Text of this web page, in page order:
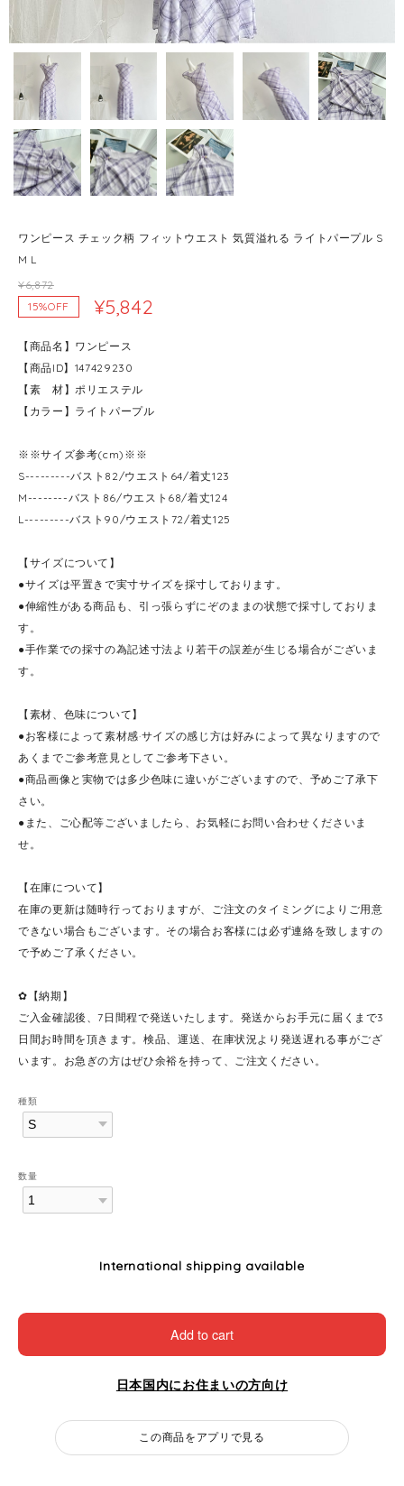
ワンピース チェック柄 フィットウエスト 気質溢れる ライトパープル S
M L
¥6,872
15%OFF
¥5,842
【商品名】ワンピース
【商品ID】147429230
【素 材】ポリエステル
【カラー】ライトパープル
※※サイズ参考(cm)※※
S---------バスト82/ウエスト64/着丈123
M--------バスト86/ウエスト68/着丈124
L---------バスト90/ウエスト72/着丈125
【サイズについて】
●サイズは平置きで実寸サイズを採寸しております。
●伸縮性がある商品も、引っ張らずにぞのままの状態で採寸しておりま
す。
●手作業での採寸の為記述寸法より若干の誤差が生じる場合がございま
す。
【素材、色味について】
●お客様によって素材感·サイズの感じ方は好みによって異なりますので
あくまでご参考意見としてご参考下さい。
●商品画像と実物では多少色味に違いがございますので、予めご了承下
さい。
●また、ご心配等ございましたら、お気軽にお問い合わせくださいま
せ。
【在庫について】
在庫の更新は随時行っておりますが、ご注文のタイミングによりご用意
できない場合もございます。その場合お客様には必ず連絡を致しますの
で予めご了承ください。
✿【納期】
ご入金確認後、7日間程で発送いたします。発送からお手元に届くまで3
日間お時間を頂きます。検品、運送、在庫状況より発送遅れる事がござ
います。お急ぎの方はぜひ余裕を持って、ご注文ください。
種類
数量
International shipping available
Add to cart
日本国内にお住まいの方向け
この商品をアプリで見る